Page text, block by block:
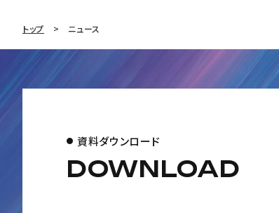
トップ ニュース
資料ダウンロード
DOWNLOAD